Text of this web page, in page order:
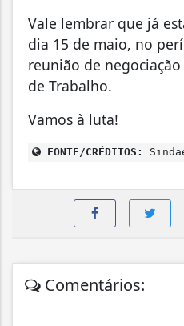
Vale lembrar que já
dia 15 de maio, no
reunião de
de Trabalho.
Vamos à luta!
FONTE/CRÉDITOS:
Comentários: